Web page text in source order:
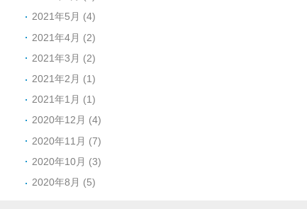
2021年5月 (4)
2021年4月 (2)
2021年3月 (2)
2021年2月 (1)
2021年1月 (1)
2020年12月 (4)
2020年11月 (7)
2020年10月 (3)
2020年8月 (5)